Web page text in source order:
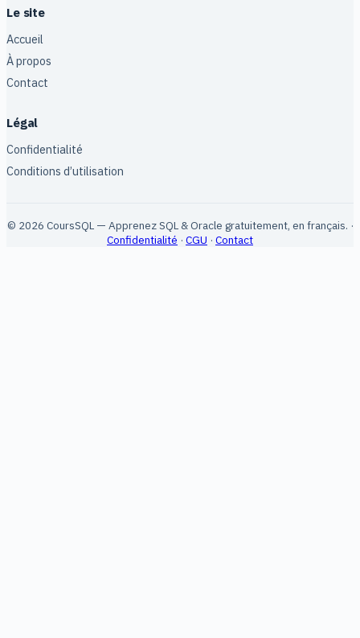
Le site
Accueil
À propos
Contact
Légal
Confidentialité
Conditions d’utilisation
© 2026 CoursSQL — Apprenez SQL & Oracle gratuitement, en français. ·
Confidentialité · CGU · Contact